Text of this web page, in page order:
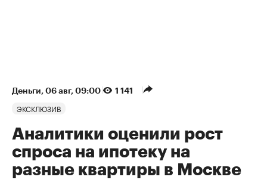
Деньги⁠, 06 авг, 09:00 1 141
ЭКСКЛЮЗИВ
Аналитики оценили рост
спроса на ипотеку на
разные квартиры в Москве